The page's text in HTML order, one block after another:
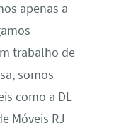
apenas a
trabalho de
somos
como a DL
Móveis RJ